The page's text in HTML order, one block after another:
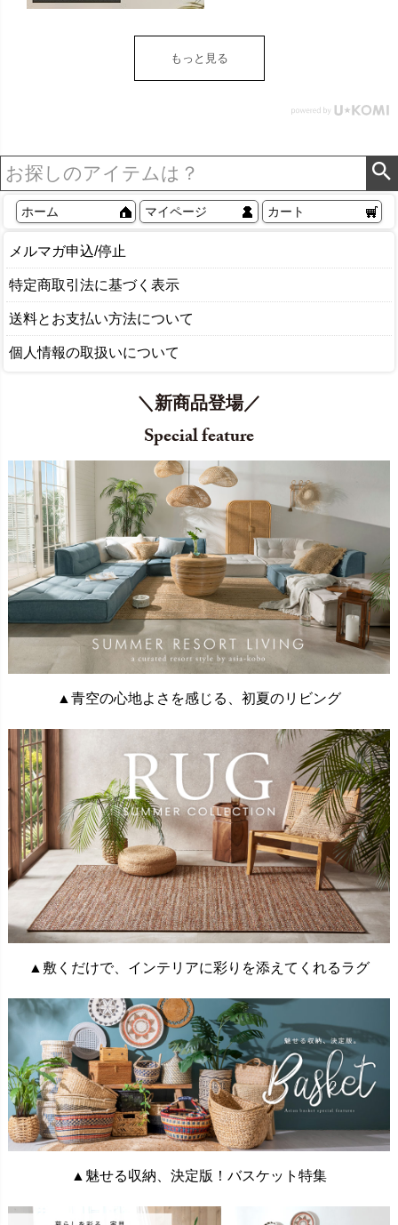
ダント ライト ランプ オブ
ジェ フラワーモチーフ お
もっと見る
ホーム マイページ カート
メルマガ申込/停止
特定商取引法に基づく表示
送料とお支払い方法について
個人情報の取扱いについて
＼新商品登場／
Special feature
▲青空の心地よさを感じる、初夏のリビング
▲敷くだけで、インテリアに彩りを添えてくれるラグ
▲魅せる収納、決定版！バスケット特集